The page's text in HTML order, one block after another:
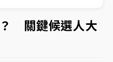
今線上預約開賣一度塞車
東檢抗告成功 今重開羈
關鍵候選人大